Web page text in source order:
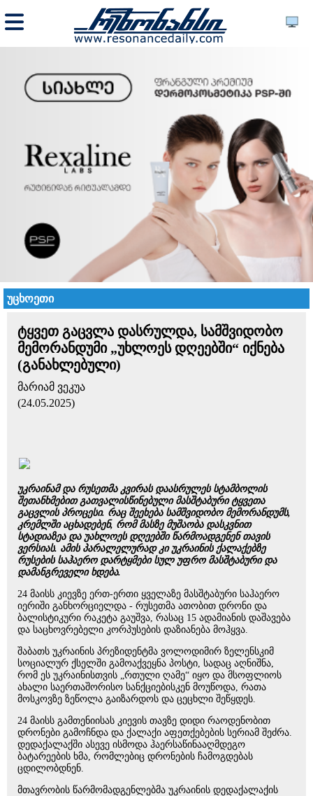
უცხოეთი
ტყვეთ გაცვლა დასრულდა, სამშვიდობო
მემორანდუმი „უხლოეს დღეებში“ იქნება
(განახლებული)
მარიამ ვეკუა
(24.05.2025)
უკრაინამ და რუსეთმა კვირას დაასრულეს სტამბოლის
შეთანხმებით გათვალისწინებული მასშტაბური ტყვეთა
გაცვლის პროცესი. რაც შეეხება სამშვიდობო მემორანდუმს,
კრემლში აცხადებენ, რომ მასზე მუშაობა დასკვნით
სტადიაზეა და უახლოეს დღეებში წარმოადგენენ თავის
ვერსიას. ამის პარალელურად კი უკრაინის ქალაქებზე
რუსების საჰაერო დარტყმები სულ უფრო მასშტაბური და
დამანგრეველი ხდება.
24 მაისს კიევზე ერთ-ერთი ყველაზე მასშტაბური საჰაერო
იერიში განხორციელდა - რუსეთმა ათობით დრონი და
ბალისტიკური რაკეტა გაუშვა, რასაც 15 ადამიანის დაშავება
და საცხოვრებელი კორპუსების დაზიანება მოჰყვა.
შაბათს უკრაინის პრეზიდენტმა ვოლოდიმირ ზელენსკიმ
სოციალურ ქსელში გამოაქვეყნა პოსტი, სადაც აღნიშნა,
რომ ეს უკრაინისთვის „რთული ღამე“ იყო და მსოფლიოს
ახალი საერთაშორისო სანქციებისკენ მოუწოდა, რათა
მოსკოვზე ზეწოლა გაიზარდოს და ცეცხლი შეწყდეს.
24 მაისს გამთენიისას კიევის თავზე დიდი რაოდენობით
დრონები გამოჩნდა და ქალაქი აფეთქებების სერიამ შეძრა.
დედაქალაქში ასევე ისმოდა ჰაერსაწინააღმდეგო
ბატარეების ხმა, რომლებიც დრონების ჩამოგდებას
ცდილობდნენ.
მთავრობის წარმომადგენლებმა უკრაინის დედაქალაქის